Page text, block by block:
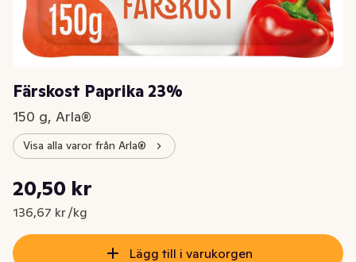
Färskost Paprika 23%
150 g, Arla®
Visa alla varor från Arla®
Nuvarande pris är: 20,50 kr
20,50 kr
136,67 kr /kg
Styckpris: 136,67 kr /kg
Lägg till i varukorgen